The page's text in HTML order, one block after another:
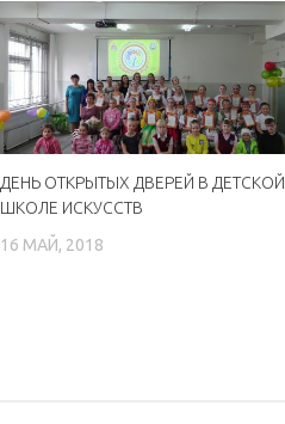
ДЕНЬ ОТКРЫТЫХ ДВЕРЕЙ В ДЕТСКОЙ
ШКОЛЕ ИСКУССТВ
16 МАЙ, 2018